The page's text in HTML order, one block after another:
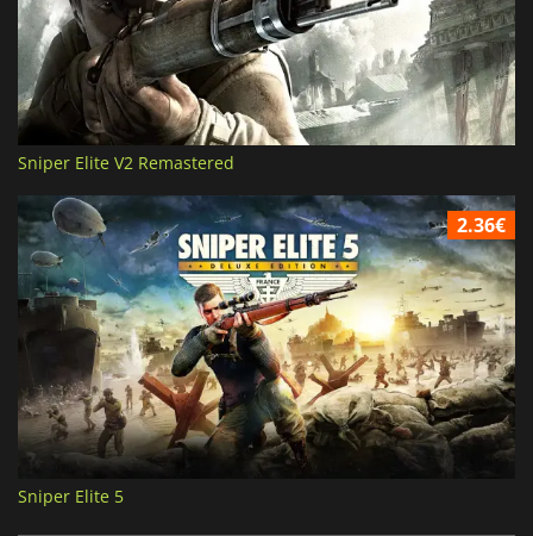
Sniper Elite V2 Remastered
2.36€
Sniper Elite 5